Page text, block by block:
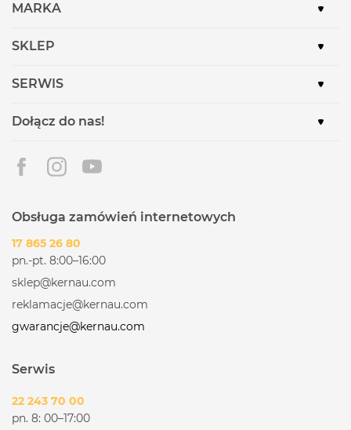
MARKA
SKLEP
SERWIS
Dołącz do nas!
Obsługa zamówień internetowych
17 865 26 80
pn.-pt. 8:00–16:00
sklep@kernau.com
reklamacje@kernau.com
gwarancje@kernau.com
Serwis
22 243 70 00
pn. 8: 00–17:00